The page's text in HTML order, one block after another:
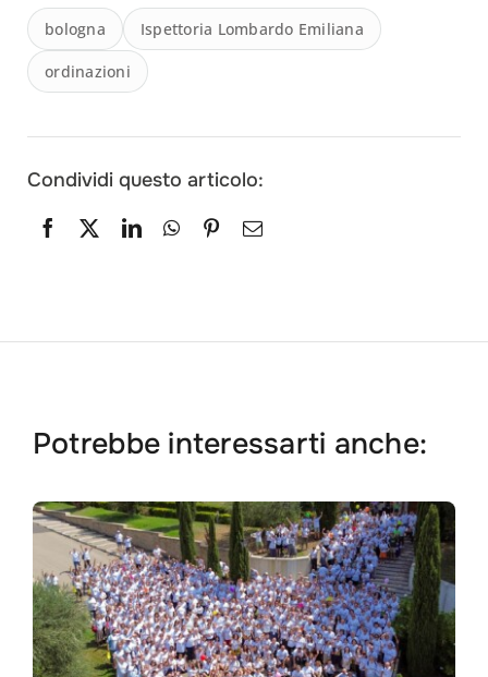
bologna Ispettoria Lombardo Emiliana
ordinazioni
Condividi questo articolo:
Potrebbe interessarti anche:
Search